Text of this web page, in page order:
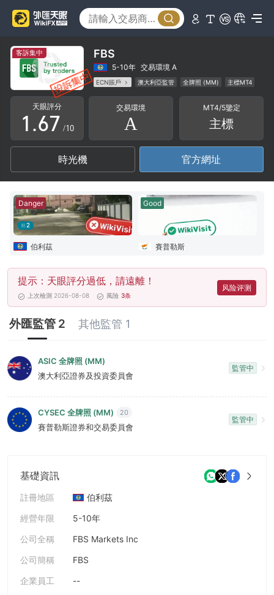
客訴集中 FBS
5-10年 交易環境 A
ECN賬戶 澳大利亞監管 全牌照 (MM)
主標MT4
全球展業
高級風險隱患
天眼評分
0
1
2
3
4
5
6
7
8
9
.
2
3
4
5
6
7
8
9
3
4
5
6
7
8
9
/10
交易環境
A
MT4/5鑒定
主標
時光機 官方網址
2
Danger
伯利茲
Good
賽普勒斯
提示：天眼評分過低，請遠離！
上次檢測 2026-08-08 風險 3条
风险评测
外匯監管 2 其他監管 1
ASIC 全牌照 (MM)
澳大利亞證券及投資委員會
監管中
CYSEC 全牌照 (MM) 20
賽普勒斯證券和交易委員會
監管中
基礎資訊
註冊地區
伯利茲
經營年限
5-10年
公司全稱
FBS Markets Inc
公司簡稱
FBS
企業員工
--